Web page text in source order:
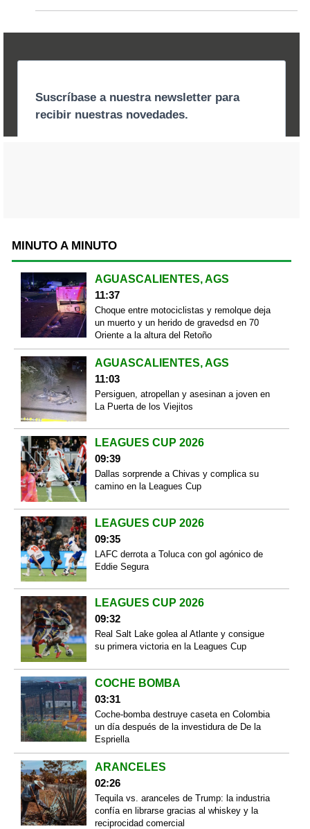
MINUTO A MINUTO
AGUASCALIENTES, AGS
11:37
Choque entre motociclistas y remolque deja
un muerto y un herido de gravedsd en 70
Oriente a la altura del Retoño
AGUASCALIENTES, AGS
11:03
Persiguen, atropellan y asesinan a joven en
La Puerta de los Viejitos
LEAGUES CUP 2026
09:39
Dallas sorprende a Chivas y complica su
camino en la Leagues Cup
LEAGUES CUP 2026
09:35
LAFC derrota a Toluca con gol agónico de
Eddie Segura
LEAGUES CUP 2026
09:32
Real Salt Lake golea al Atlante y consigue
su primera victoria en la Leagues Cup
COCHE BOMBA
03:31
Coche-bomba destruye caseta en Colombia
un día después de la investidura de De la
Espriella
ARANCELES
02:26
Tequila vs. aranceles de Trump: la industria
confía en librarse gracias al whiskey y la
reciprocidad comercial